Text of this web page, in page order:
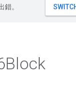
。